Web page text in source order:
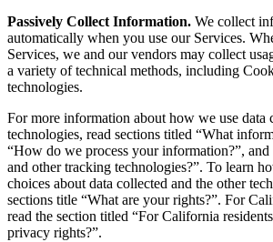
Passively Collect Information. We collect
automatically when you use our Services.
Services, we and our vendors may collect
a variety of technical methods, including
technologies.
For more information about how we use data
technologies, read sections titled “What
“How do we process your information?”,
and other tracking technologies?”. To learn
choices about data collected and the other
sections title “What are your rights?”. For
read the section titled “For California
privacy rights?”.